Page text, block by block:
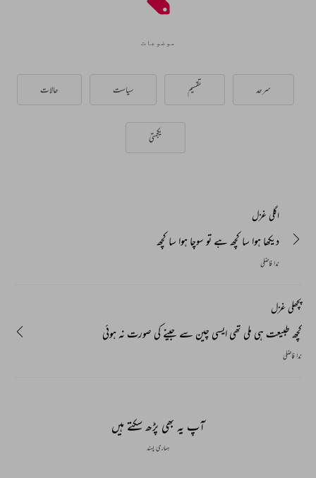
موضوعات
سرحد تقسیم سیاست حالات
یکجہتی
اگلی غزل
دیکھا ہوا سا کچھ ہے تو سوچا ہوا سا کچھ
ندا فاضلی
پچھلی غزل
کچھ طبیعت ہی ملی تھی ایسی چین سے جینے کی صورت نہ ہوئی
ندا فاضلی
آپ یہ بھی پڑھ سکتے ہیں
ہماری پسند